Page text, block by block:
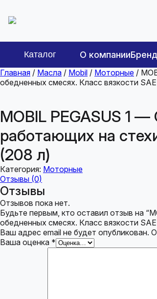
Каталог О компании
Главная / Масла / Mobil / Моторные /
обедненных смесях. Класс вязкости
MOBIL PEGASUS 1
работающих на
(208 л)
Категория: Моторные
Отзывы (0)
Отзывы
Отзывов пока нет.
Будьте первым, кто оставил отзыв на
обедненных смесях. Класс вязкости
Ваш адрес email не будет опубликован.
Ваша оценка *